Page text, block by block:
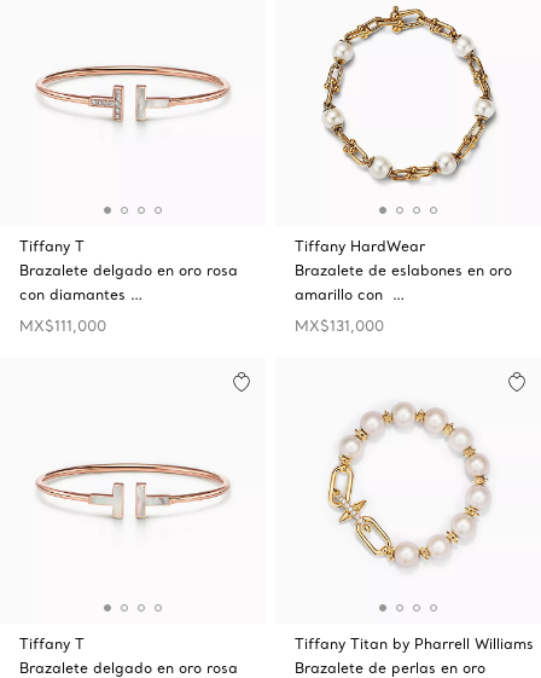
Tiffany T
Brazalete delgado en oro rosa
con diamantes …
MX$111,000
Tiffany HardWear
Brazalete de eslabones en oro
amarillo con …
MX$131,000
Tiffany T
Brazalete delgado en oro rosa
Tiffany Titan by Pharrell Williams
Brazalete de perlas en oro